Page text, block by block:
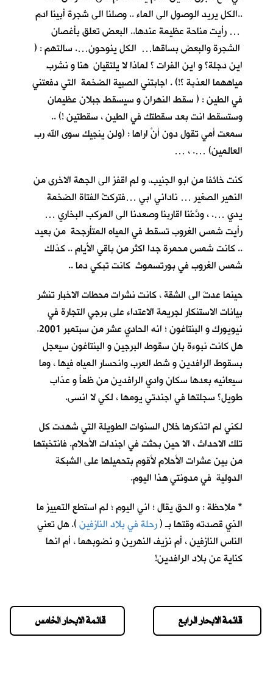
..الكل يريد الوصول الى الماء .. وصلنا الى شجرة أبينا ادم
… رأيت مناحة عظيمة عندها.. البعض تعلق بأغصان
الشجرة والبعض بساقها… الكل ينوحون…. سالتهم : (
اين دجلة؟ و اين الفرات ؟ لماذا لا يلتقيان هنا و نشرب
مياههما العذبة ؟!) . اجابتني الصبية الضخمة التي دفعتني
في الطين : ( سقط النهران و سيسقط جبلان عظيمان
وستسقط انت بعد سقطتك في الطين ، سقطتين !) ..
سمعت أمي تقول دون أنْ اراها : (ولن ينجيك سوى الله رب
العالمين) …. ، …
كنت خائفا من ابو الجنيب، و لم اقفز الى الجهة الاخرى من
النهير الصغير … ناداني ابي …فتركتْ الفتاة الضخمة
يدي …. ، ودَّعْنا اقاربنا وصعدنا الى المركب البخاري …
رأيت شمس الغروب تسقط في المياه المتأرجحة من بعيد
.. كانت شمس محمرة جدا اكثر من باقي الأيام .. كذلك
شمس الغروب في بورتسموث كانت تبكي دما ..
حينما عدتَ الى الشقة ، كانت نشرات محطات الاخبار تنشر
بيانات الاستنكار لجريمة الاعتداء على برجي التجارة في
نيويورك و البنتاغون ؛ انه الحادي عشر من سبتمبر 2001.
هل كانت نبوءة بان سقوط البرجين و البنتاغون سيعجل
بسقوط الرافدين و شط العرب وانحسار المياه فيها ، وما
سيعانيه بعدها سكان وادي الرافدين من ظمأ و عذاب
طويل؟ سجلتها في اجندتي يومها ، لكي لا انسى.
لكني لم اتذكرها خلال السنوات الطويلة التي شهدت كل
تلك الاحداث ، الا حين بحثت في اجندات الأحلام. فانتخبتها
من بين عشرات الأحلام لأقوم بتحميلها على الشبكة
الدولية في مدونتي هذا اليوم.
* ملاحظة : و الحق يقال ؛ اني اليوم ؛ لم استطع التمييز ما
الذي قصدته وقتها بـ (رحلة في بلاد النازفين). هل تعني
الناس النازفين ، أم نزيف النهرين و نضوبهما ، أم انها
كناية عن بلاد الرافدين!
قائمة الابحار الخامس قائمة الابحار الرابع